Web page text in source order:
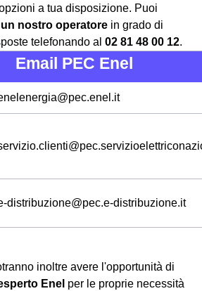
a tua disposizione. Puoi
nostro operatore in grado di
telefonando al 02 81 48 00 12.
Email PEC Enel
distribuzione@pec.e-distribuzione.it
inoltre avere l'opportunità di
Enel per le proprie necessità